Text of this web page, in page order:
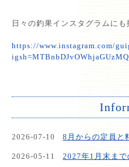
日々の釣果インスタグラムに
https://www.instagram.com/
2026-07-10 8月からの定員と
2026-05-11 2027年1月末ま